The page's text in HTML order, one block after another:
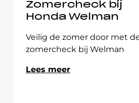
Zomercheck bij
Honda Welman
Veilig de zomer door met
zomercheck bij Welman
Lees meer